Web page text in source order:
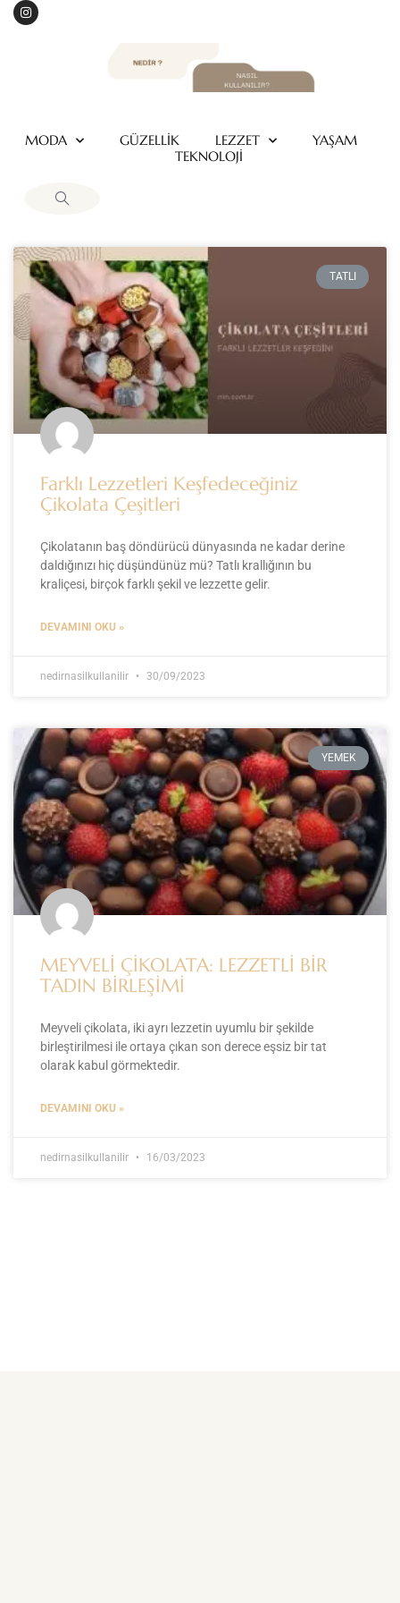
MODA GÜZELLİK LEZZET
YAŞAM
TEKNOLOJİ
TATLI
Farklı Lezzetleri Keşfedeceğiniz
Çikolata Çeşitleri
Çikolatanın baş döndürücü dünyasında ne kadar derine
daldığınızı hiç düşündünüz mü? Tatlı krallığının bu
kraliçesi, birçok farklı şekil ve lezzette gelir.
DEVAMINI OKU »
nedirnasilkullanilir 30/09/2023
YEMEK
MEYVELİ ÇİKOLATA: LEZZETLİ BİR
TADIN BİRLEŞİMİ
Meyveli çikolata, iki ayrı lezzetin uyumlu bir şekilde
birleştirilmesi ile ortaya çıkan son derece eşsiz bir tat
olarak kabul görmektedir.
DEVAMINI OKU »
nedirnasilkullanilir 16/03/2023